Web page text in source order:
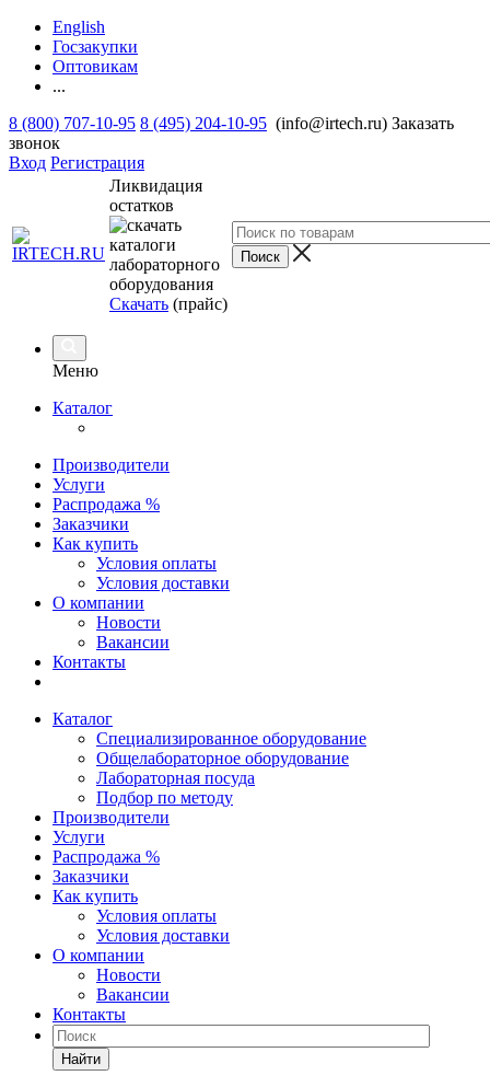
English
Госзакупки
Оптовикам
...
8 (800) 707-10-95 8 (495) 204-10-95 (info@irtech.ru) Заказать
звонок
Вход Регистрация
Ликвидация
остатков
Скачать (прайс)
Меню
Каталог
Производители
Услуги
Распродажа %
Заказчики
Как купить
Условия оплаты
Условия доставки
О компании
Новости
Вакансии
Контакты
Каталог
Специализированное оборудование
Общелабораторное оборудование
Лабораторная посуда
Подбор по методу
Производители
Услуги
Распродажа %
Заказчики
Как купить
Условия оплаты
Условия доставки
О компании
Новости
Вакансии
Контакты
Найти